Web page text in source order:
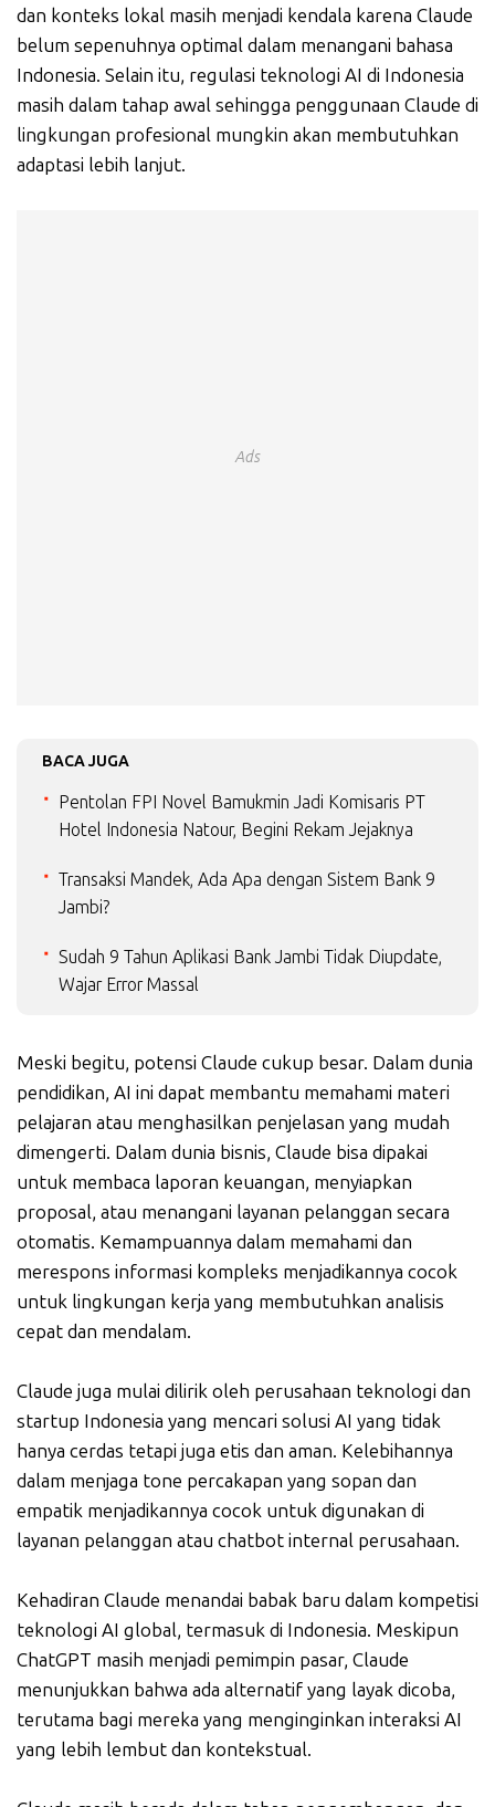
dan konteks lokal masih menjadi kendala karena Claude
belum sepenuhnya optimal dalam menangani bahasa
Indonesia. Selain itu, regulasi teknologi AI di Indonesia
masih dalam tahap awal sehingga penggunaan Claude di
lingkungan profesional mungkin akan membutuhkan
adaptasi lebih lanjut.
Ads
BACA JUGA
Pentolan FPI Novel Bamukmin Jadi Komisaris PT
Hotel Indonesia Natour, Begini Rekam Jejaknya
Transaksi Mandek, Ada Apa dengan Sistem Bank 9
Jambi?
Sudah 9 Tahun Aplikasi Bank Jambi Tidak Diupdate,
Wajar Error Massal
Meski begitu, potensi Claude cukup besar. Dalam dunia
pendidikan, AI ini dapat membantu memahami materi
pelajaran atau menghasilkan penjelasan yang mudah
dimengerti. Dalam dunia bisnis, Claude bisa dipakai
untuk membaca laporan keuangan, menyiapkan
proposal, atau menangani layanan pelanggan secara
otomatis. Kemampuannya dalam memahami dan
merespons informasi kompleks menjadikannya cocok
untuk lingkungan kerja yang membutuhkan analisis
cepat dan mendalam.
Claude juga mulai dilirik oleh perusahaan teknologi dan
startup Indonesia yang mencari solusi AI yang tidak
hanya cerdas tetapi juga etis dan aman. Kelebihannya
dalam menjaga tone percakapan yang sopan dan
empatik menjadikannya cocok untuk digunakan di
layanan pelanggan atau chatbot internal perusahaan.
Kehadiran Claude menandai babak baru dalam kompetisi
teknologi AI global, termasuk di Indonesia. Meskipun
ChatGPT masih menjadi pemimpin pasar, Claude
menunjukkan bahwa ada alternatif yang layak dicoba,
terutama bagi mereka yang menginginkan interaksi AI
yang lebih lembut dan kontekstual.